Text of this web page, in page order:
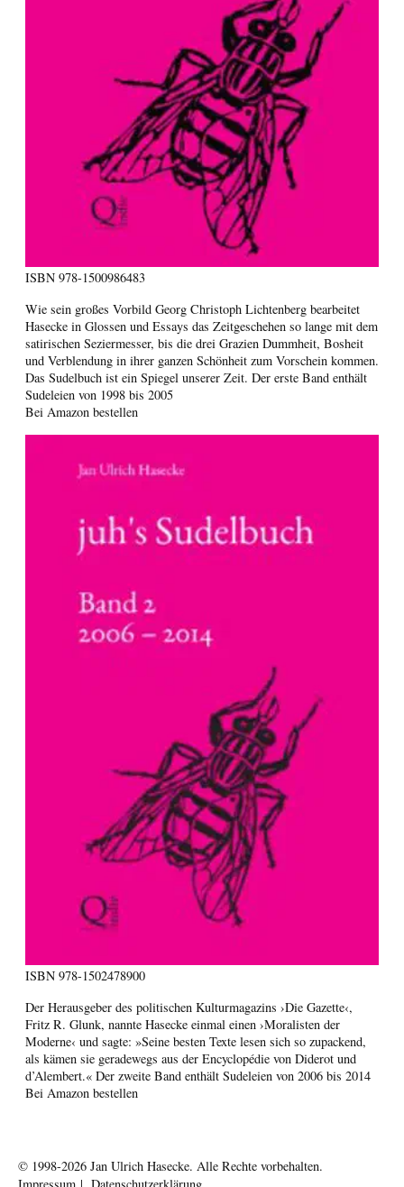
ISBN 978-1500986483
Wie sein großes Vorbild Georg Christoph Lichtenberg bearbeitet
Hasecke in Glossen und Essays das Zeitgeschehen so lange mit dem
satirischen Seziermesser, bis die drei Grazien Dummheit, Bosheit
und Verblendung in ihrer ganzen Schönheit zum Vorschein kommen.
Das Sudelbuch ist ein Spiegel unserer Zeit. Der erste Band enthält
Sudeleien von 1998 bis 2005
Bei Amazon bestellen
ISBN 978-1502478900
Der Herausgeber des politischen Kulturmagazins ›Die Gazette‹,
Fritz R. Glunk, nannte Hasecke einmal einen ›Moralisten der
Moderne‹ und sagte: »Seine besten Texte lesen sich so zupackend,
als kämen sie geradewegs aus der Encyclopédie von Diderot und
d’Alembert.« Der zweite Band enthält Sudeleien von 2006 bis 2014
Bei Amazon bestellen
© 1998-2026 Jan Ulrich Hasecke. Alle Rechte vorbehalten.
Impressum | Datenschutzerklärung